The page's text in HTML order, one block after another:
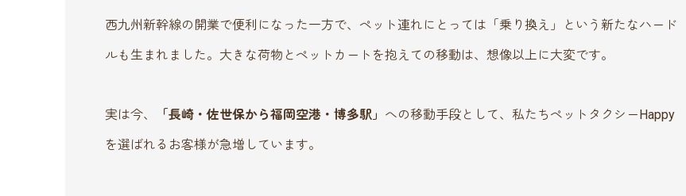
西九州新幹線の開業で便利になった一方で、ペット連れにとっては「乗り換え」という新たなハード
ルも生まれました。大きな荷物とペットカートを抱えての移動は、想像以上に大変です。
実は今、 「長崎・佐世保から福岡空港・博多駅」 への移動手段として、私たちペットタクシーHappy
を選ばれるお客様が急増しています。